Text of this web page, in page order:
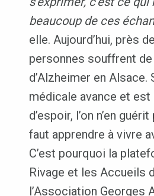
beaucoup de ces
elle. Aujourd’hui, près
personnes souffrent de
d’Alzheimer en Alsace.
médicale avance et
d’espoir, l’on n’en
faut apprendre à vivre
C’est pourquoi la
Rivage et les Accueils
l’Association Georges